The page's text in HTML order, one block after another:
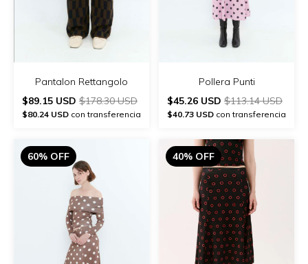
Pantalon Rettangolo
$89.15 USD $178.30 USD
$80.24 USD con transferencia
Pollera Punti
$45.26 USD $113.14 USD
$40.73 USD con transferencia
60% OFF 40% OFF